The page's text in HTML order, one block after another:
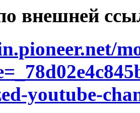
внешней
youtube-